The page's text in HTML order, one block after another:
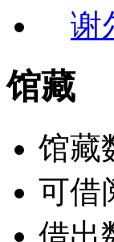
谢
馆藏
馆藏
可借
借出